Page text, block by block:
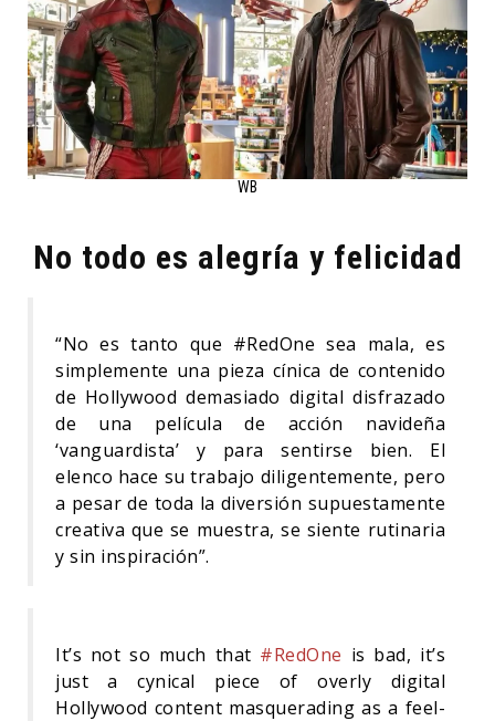
WB
No todo es alegría y felicidad
“No es tanto que #RedOne sea mala, es
simplemente una pieza cínica de contenido
de Hollywood demasiado digital disfrazado
de una película de acción navideña
‘vanguardista’ y para sentirse bien. El
elenco hace su trabajo diligentemente, pero
a pesar de toda la diversión supuestamente
creativa que se muestra, se siente rutinaria
y sin inspiración”.
It’s not so much that #RedOne is bad, it’s
just a cynical piece of overly digital
Hollywood content masquerading as a feel-